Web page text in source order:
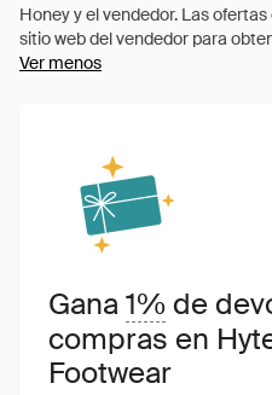
Ver menos
Gana1% de
compras en
Footwear